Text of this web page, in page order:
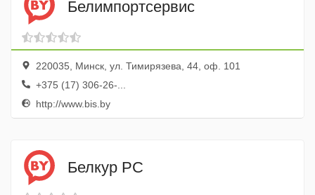
Белимпортсервис
220035, Минск, ул. Тимирязева, 44, оф. 101
+375 (17) 306-26-...
http://www.bis.by
Белкур РС